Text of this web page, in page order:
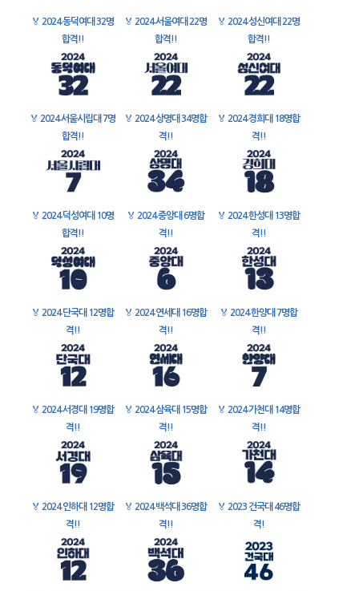
🏅 2024 동덕여대 32명
합격!!
🏅 2024 서울여대 22명
합격!!
🏅 2024 성신여대 22명
합격!!
🏅 2024 서울시립대 7명
합격!!
🏅 2024 상명대 34명합
격!!
🏅 2024 경희대 18명합
격!!
🏅 2024 덕성여대 10명
합격!!
🏅 2024 중앙대 6명합
격!!
🏅 2024 한성대 13명합
격!!
🏅 2024 단국대 12명합
격!!
🏅 2024 연세대 16명합
격!!
🏅 2024 한양대 7명합
격!!
🏅 2024 서경대 19명합
격!!
🏅 2024 삼육대 15명합
격!!
🏅 2024 가천대 14명합
격!!
🏅 2024 인하대 12명합
격!!
🏅 2024 백석대 36명합
격!!
🏅 2023 건국대 46명합
격!